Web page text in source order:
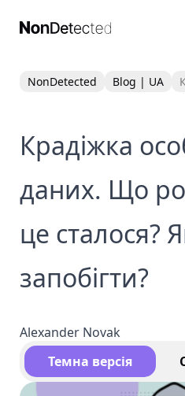
NonDetected Blog | UA
Крадіжка
даних. Що
це сталося?
запобігти?
Alexander Novak
Темна версія